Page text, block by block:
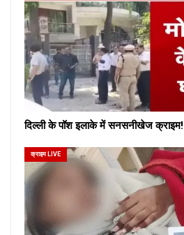
दिल्ली के पॉश इलाके में सनसनीखेज क्राइम!
क्राइम LIVE